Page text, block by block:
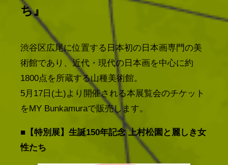
ち』
渋谷区広尾に位置する日本初の日本画専門の美
術館であり、近代・現代の日本画を中心に約
1800点を所蔵する山種美術館。
5月17日(土)より開催される本展覧会のチケット
をMY Bunkamuraで販売します。
■【特別展】生誕150年記念 上村松園と麗しき女
性たち